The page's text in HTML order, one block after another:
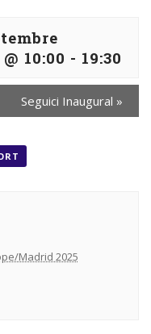
10:00 - 19:30
Seguici Inaugural »
Madrid 2025